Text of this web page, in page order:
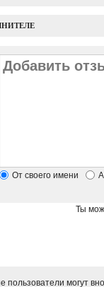
От своего имени
Ты
пользователи могут